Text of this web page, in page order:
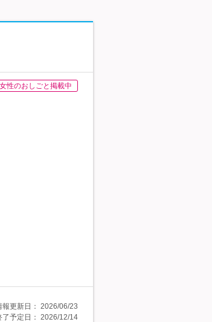
女性のおしごと掲載中
報更新日： 2026/06/23
予定日： 2026/12/14